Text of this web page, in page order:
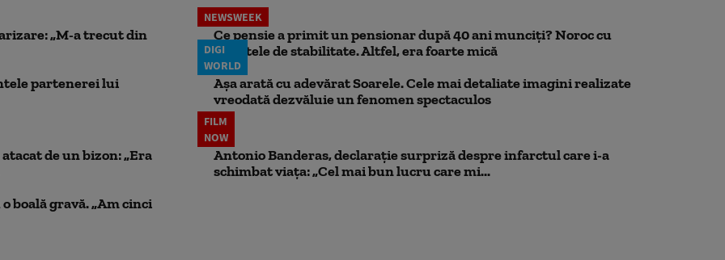
„M-a trecut din
NEWSWEEK
Ce pensie a primit un pensionar după 40 ani munciți? Noroc cu
punctele de stabilitate. Altfel, era foarte mică
partenerei lui
DIGI
WORLD
Așa arată cu adevărat Soarele. Cele mai detaliate imagini realizate
vreodată dezvăluie un fenomen spectaculos
de un bizon: „Era
FILM
NOW
Antonio Banderas, declarație surpriză despre infarctul care i-a
schimbat viața: „Cel mai bun lucru care mi...
boală gravă. „Am cinci